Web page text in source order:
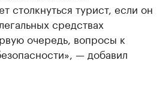
столкнуться турист, если он
средствах
очередь, вопросы к
— добавил